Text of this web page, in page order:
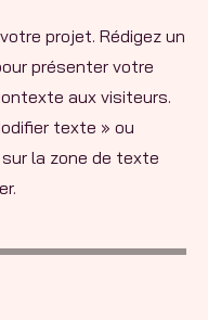
projet. Rédigez un
présenter votre
aux visiteurs.
texte » ou
la zone de texte